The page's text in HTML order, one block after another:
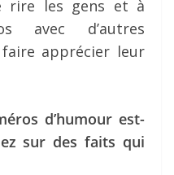
rire les gens et à
avec d’autres
apprécier leur
d’humour est-
sur des faits qui